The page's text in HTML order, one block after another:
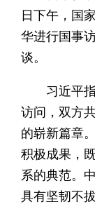
日下午，国
华进行国事
谈。
习近平
访问，双方
的崭新篇章
积极成果，
系的典范。
具有坚韧不